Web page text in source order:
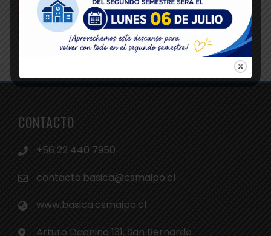
CONTACTO
+56 22 440 7950
contacto.basica@csmaipo.cl
www.basica.csmaipo.cl
Arturo Dagnino 131, San Bernardo